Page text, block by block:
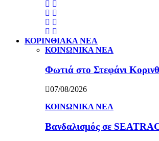
ΚΟΡΙΝΘΙΑΚΑ ΝΕΑ
ΚΟΙΝΩΝΙΚΑ ΝΕΑ
Φωτιά στο Στεφάνι
07/08/2026
ΚΟΙΝΩΝΙΚΑ ΝΕΑ
Βανδαλισμός σε